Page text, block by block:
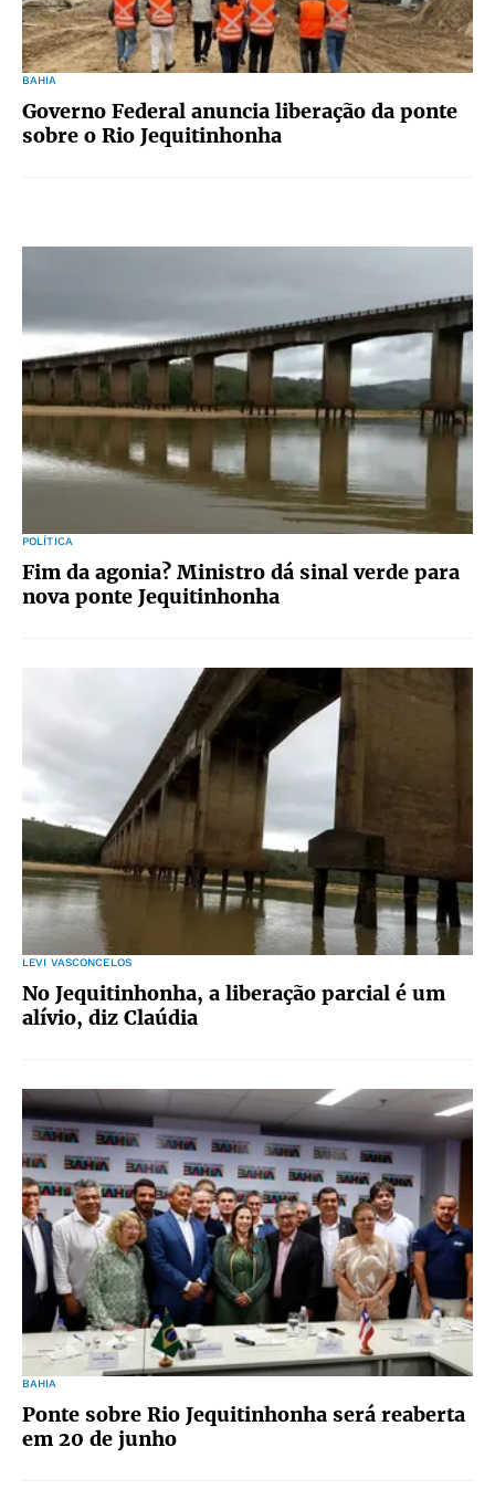
BAHIA
Governo Federal anuncia liberação da ponte
sobre o Rio Jequitinhonha
POLÍTICA
Fim da agonia? Ministro dá sinal verde para
nova ponte Jequitinhonha
LEVI VASCONCELOS
No Jequitinhonha, a liberação parcial é um
alívio, diz Claúdia
BAHIA
Ponte sobre Rio Jequitinhonha será reaberta
em 20 de junho